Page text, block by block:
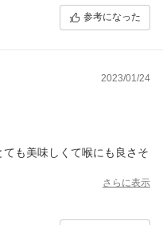
参考になった
2023/01/24
も美味しくて喉にも良さそ
さらに表示